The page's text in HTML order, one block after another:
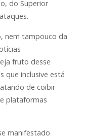
do Superior
nem tampouco da
fruto desse
que inclusive está
de coibir
plataformas
manifestado